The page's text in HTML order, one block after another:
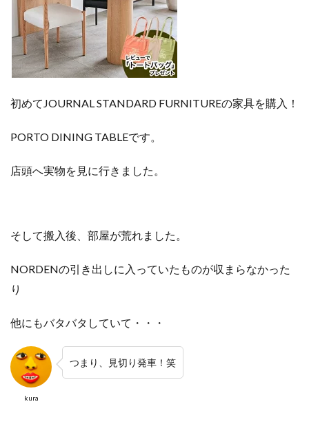
初めてJOURNAL STANDARD FURNITUREの家具を購入！
PORTO DINING TABLEです。
店頭へ実物を見に行きました。
そして搬入後、部屋が荒れました。
NORDENの引き出しに入っていたものが収まらなかった
り
他にもバタバタしていて・・・
kura
つまり、見切り発車！笑